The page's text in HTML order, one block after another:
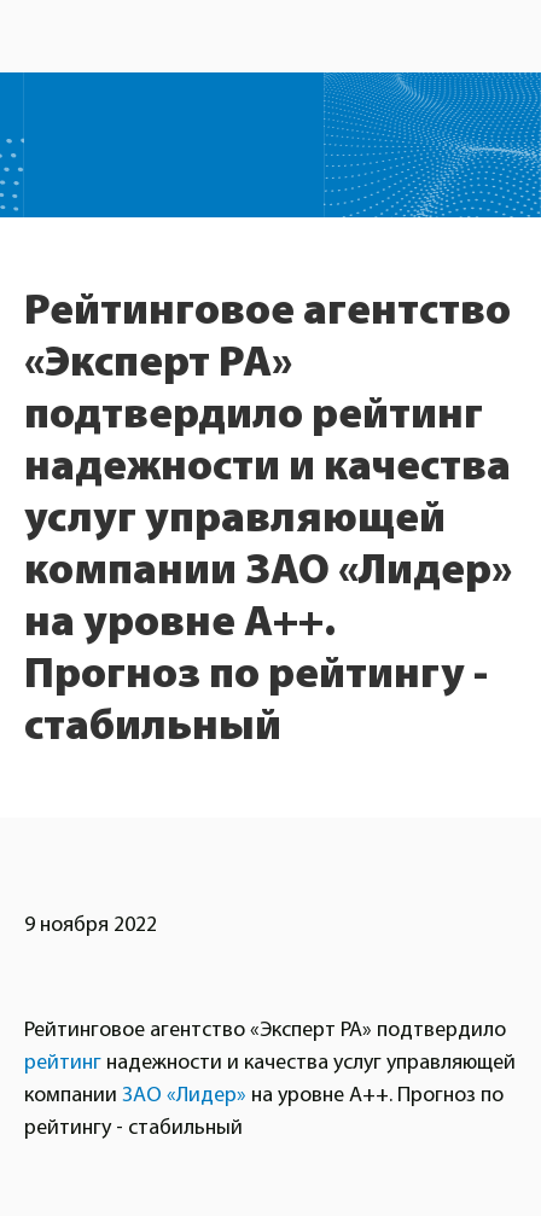
Рейтинговое агентство
«Эксперт РА»
подтвердило рейтинг
надежности и качества
услуг управляющей
компании ЗАО «Лидер»
на уровне А++.
Прогноз по рейтингу -
стабильный
9 ноября 2022
Рейтинговое агентство «Эксперт РА» подтвердило
рейтинг надежности и качества услуг управляющей
компании ЗАО «Лидер» на уровне А++. Прогноз по
рейтингу - стабильный